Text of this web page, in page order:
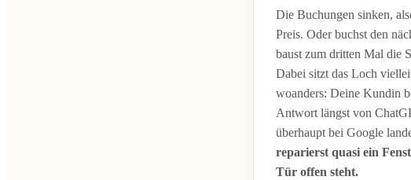
Die Buchungen sinken,
Preis. Oder buchst den
baust zum dritten Mal die
Dabei sitzt das Loch
woanders: Deine Kundin
Antwort längst von
überhaupt bei Google
reparierst quasi ein
Tür offen steht.